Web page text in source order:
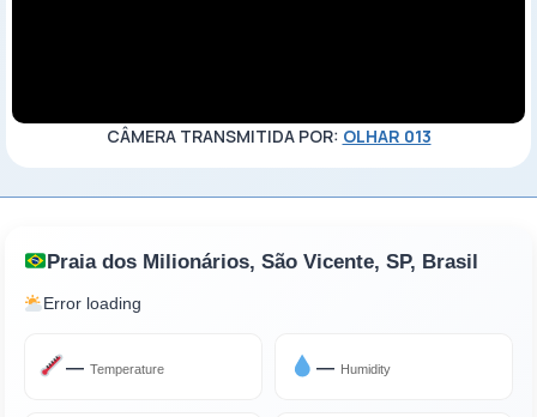
CÂMERA TRANSMITIDA POR: OLHAR 013
Praia dos Milionários, São Vicente, SP, Brasil
Error loading
— Temperature — Humidity